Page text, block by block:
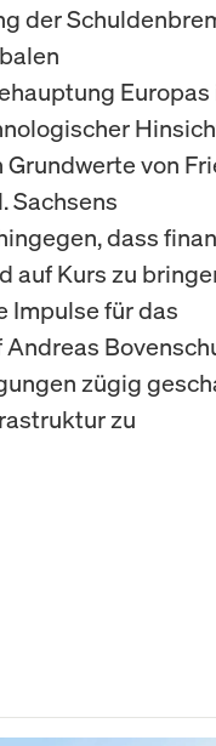
der
Europas
von
Sachsens
dass
auf Kurs zu
Impulse für das
zügig
zu